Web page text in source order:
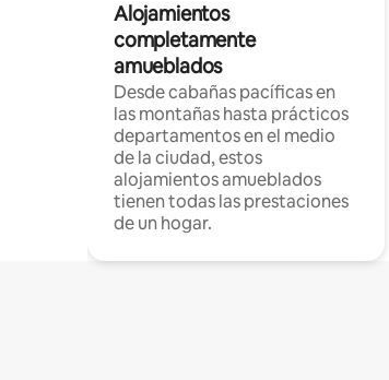
Alojamientos
completamente
amueblados
Desde cabañas pacíficas en
las montañas hasta prácticos
departamentos en el medio
de la ciudad, estos
alojamientos amueblados
tienen todas las prestaciones
de un hogar.